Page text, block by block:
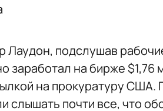
Лаудон, подслушав
заработал на бирже $1,76
на прокуратуру США.
слышать почти все, что